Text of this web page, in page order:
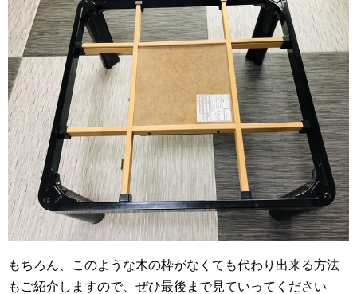
もちろん、このような木の枠がなくても代わり出来る方法
もご紹介しますので、ぜひ最後まで見ていってください